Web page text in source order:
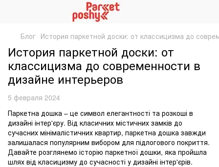
Блог История паркетной доски: от классицизма до
История паркетной доски: от
классицизма до современности в
дизайне интерьеров
5 февраля 2024
Паркетна дошка – це символ елегантності та розкоші в
дизайні інтер'єру. Від класичних містичних замків до
сучасних мінімалістичних квартир, паркетна дошка завжди
залишалася популярним вибором для підлогового покриття.
Давайте розглянемо історію паркетної дошки, яка пройшла
шлях від класицизму до сучасності у дизайні інтер'єрів.